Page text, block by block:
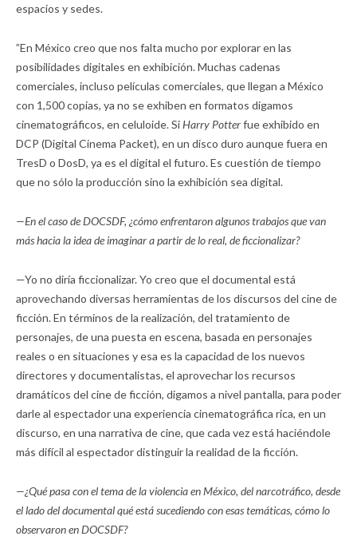
espacios y sedes.
”En México creo que nos falta mucho por explorar en las
posibilidades digitales en exhibición. Muchas cadenas
comerciales, incluso películas comerciales, que llegan a México
con 1,500 copias, ya no se exhiben en formatos digamos
cinematográficos, en celuloide. SiHarry Potterfue exhibido en
DCP (Digital Cinema Packet), en un disco duro aunque fuera en
TresD o DosD, ya es el digital el futuro. Es cuestión de tiempo
que no sólo la producción sino la exhibición sea digital.
—En el caso de DOCSDF, ¿cómo enfrentaron algunos trabajos que van
más hacia la idea de imaginar a partir de lo real, de ficcionalizar?
—Yo no diría ficcionalizar. Yo creo que el documental está
aprovechando diversas herramientas de los discursos del cine de
ficción. En términos de la realización, del tratamiento de
personajes, de una puesta en escena, basada en personajes
reales o en situaciones y esa es la capacidad de los nuevos
directores y documentalistas, el aprovechar los recursos
dramáticos del cine de ficción, digamos a nivel pantalla, para poder
darle al espectador una experiencia cinematográfica rica, en un
discurso, en una narrativa de cine, que cada vez está haciéndole
más difícil al espectador distinguir la realidad de la ficción.
—¿Qué pasa con el tema de la violencia en México, del narcotráfico, desde
el lado del documental qué está sucediendo con esas temáticas, cómo lo
observaron en DOCSDF?